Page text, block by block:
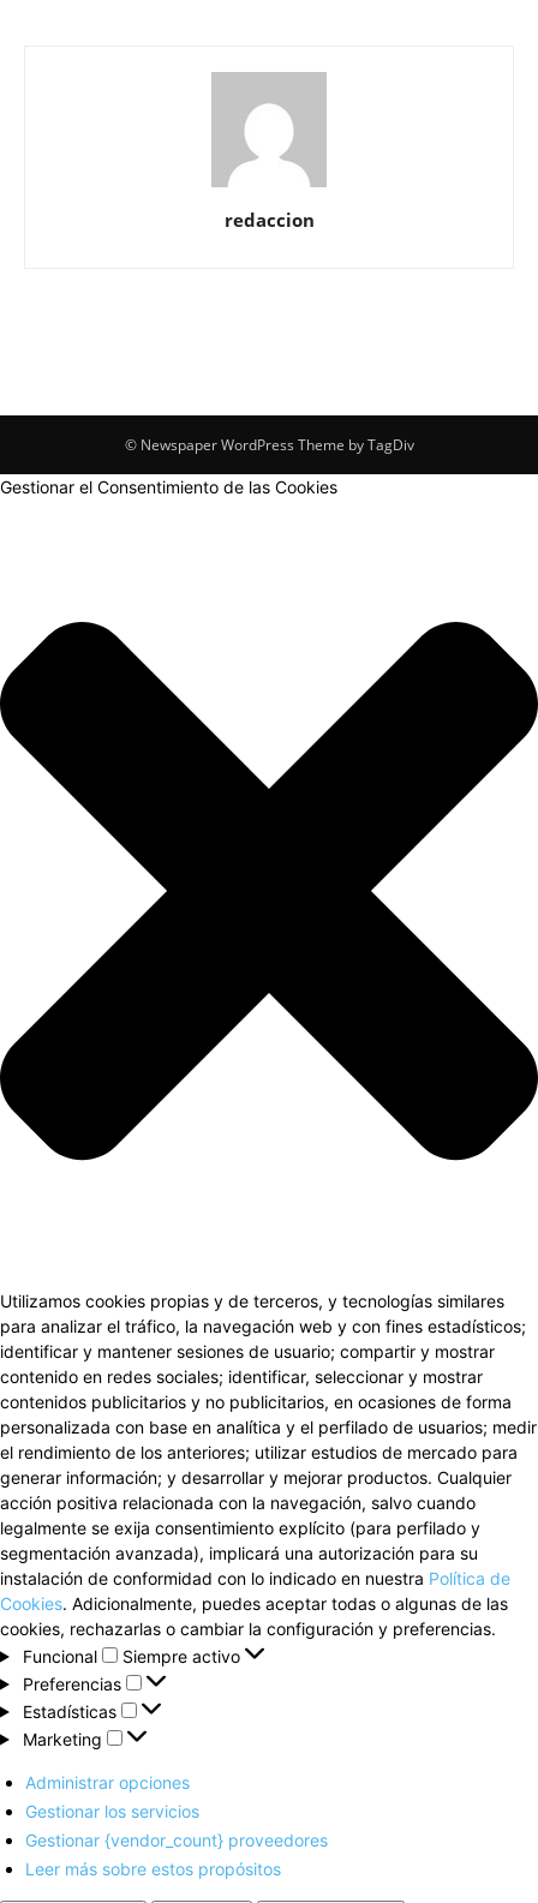
redaccion
© Newspaper WordPress Theme by TagDiv
Gestionar el Consentimiento de las Cookies
Utilizamos cookies propias y de terceros, y tecnologías similares
para analizar el tráfico, la navegación web y con fines estadísticos;
identificar y mantener sesiones de usuario; compartir y mostrar
contenido en redes sociales; identificar, seleccionar y mostrar
contenidos publicitarios y no publicitarios, en ocasiones de forma
personalizada con base en analítica y el perfilado de usuarios; medir
el rendimiento de los anteriores; utilizar estudios de mercado para
generar información; y desarrollar y mejorar productos. Cualquier
acción positiva relacionada con la navegación, salvo cuando
legalmente se exija consentimiento explícito (para perfilado y
segmentación avanzada), implicará una autorización para su
instalación de conformidad con lo indicado en nuestra Política de
Cookies. Adicionalmente, puedes aceptar todas o algunas de las
cookies, rechazarlas o cambiar la configuración y preferencias.
Funcional
Funcional
Siempre activo
Preferencias
Preferencias
Estadísticas
Estadísticas
Marketing
Marketing
Administrar opciones
Gestionar los servicios
Gestionar {vendor_count} proveedores
Leer más sobre estos propósitos